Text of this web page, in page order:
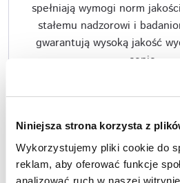
Niniejsza strona korzysta z
Wykorzystujemy pliki cookie do
reklam, aby oferować funkcje
analizować ruch w naszej
spełniają wymogi norm
stałemu nadzorowi i
gwarantują wysoką jakość
cenie.
Więcej